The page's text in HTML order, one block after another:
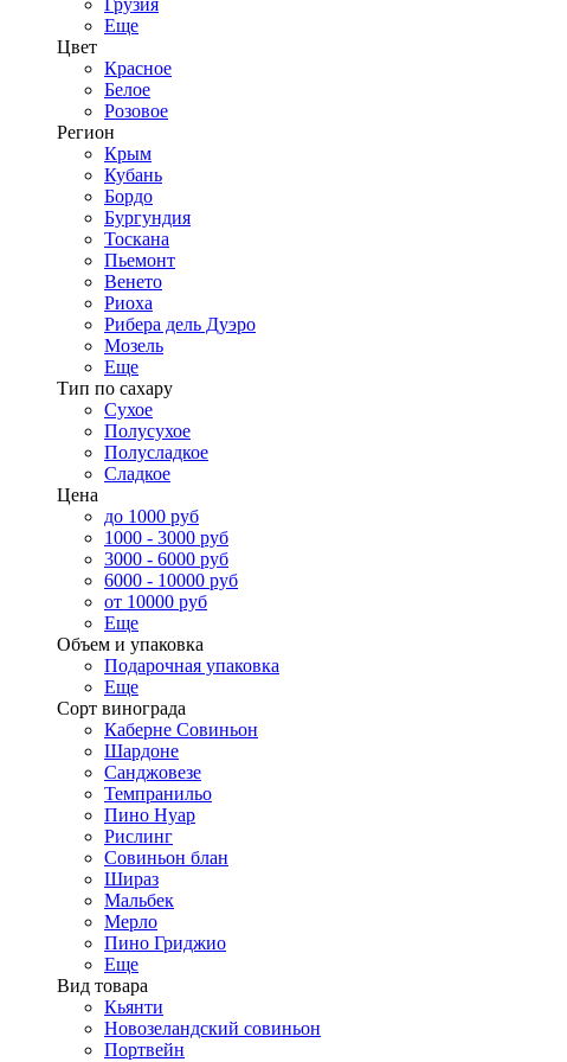
Грузия
Еще
Цвет
Красное
Белое
Розовое
Регион
Крым
Кубань
Бордо
Бургундия
Тоскана
Пьемонт
Венето
Риоха
Рибера дель Дуэро
Мозель
Еще
Тип по сахару
Сухое
Полусухое
Полусладкое
Сладкое
Цена
до 1000 руб
1000 - 3000 руб
3000 - 6000 руб
6000 - 10000 руб
от 10000 руб
Еще
Объем и упаковка
Подарочная упаковка
Еще
Сорт винограда
Каберне Совиньон
Шардоне
Санджовезе
Темпранильо
Пино Нуар
Рислинг
Совиньон блан
Шираз
Мальбек
Мерло
Пино Гриджио
Еще
Вид товара
Кьянти
Новозеландский совиньон
Портвейн